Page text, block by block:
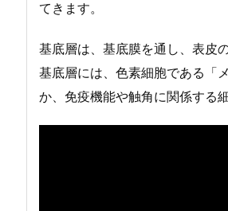
てきます。
基底層は、基底膜を通し、表皮
基底層には、色素細胞である「
か、免疫機能や触角に関係する